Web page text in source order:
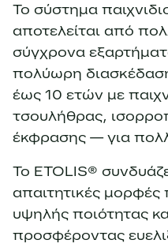
Το σύστημα
αποτελείται από
σύγχρονα
πολύωρη
έως 10 ετών με
τσουλήθρας,
έκφρασης — για
Το ETOLIS®
απαιτητικές μορφές
υψηλής ποιότητας
προσφέροντας